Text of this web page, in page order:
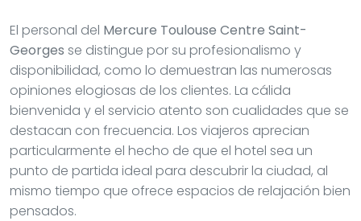
El personal del Mercure Toulouse Centre Saint-
Georges se distingue por su profesionalismo y
disponibilidad, como lo demuestran las numerosas
opiniones elogiosas de los clientes. La cálida
bienvenida y el servicio atento son cualidades que se
destacan con frecuencia. Los viajeros aprecian
particularmente el hecho de que el hotel sea un
punto de partida ideal para descubrir la ciudad, al
mismo tiempo que ofrece espacios de relajación bien
pensados.